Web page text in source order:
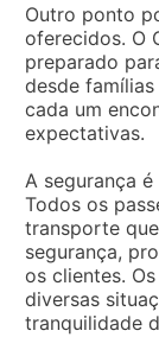
Outro ponto
oferecidos. O
preparado
desde
cada um
expectativas.
A segurança
Todos os
transporte
segurança,
os clientes.
diversas
tranquilidade